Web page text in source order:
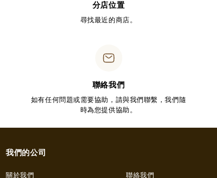
分店位置
尋找最近的商店。
聯絡我們
如有任何問題或需要協助，請與我們聯繫，我們隨
時為您提供協助。
我們的公司
關於我們 聯絡我們